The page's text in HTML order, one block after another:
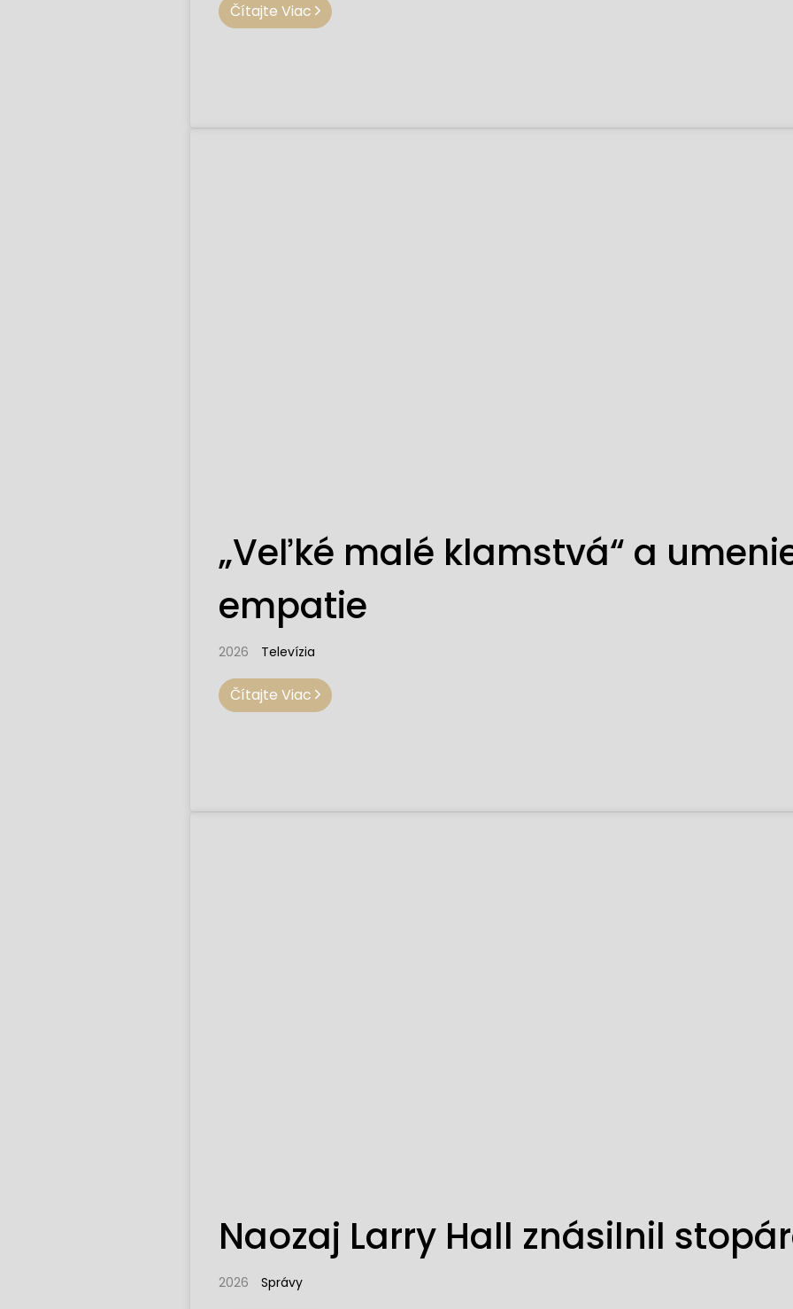
Čítajte Viac
„Veľké malé klamstvá“ a
empatie
2026 Televízia
Čítajte Viac
Naozaj Larry Hall znásilnil
2026 Správy